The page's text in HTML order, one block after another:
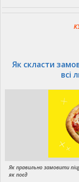
Як скласти
всі
Як правильно замовити
як поєд